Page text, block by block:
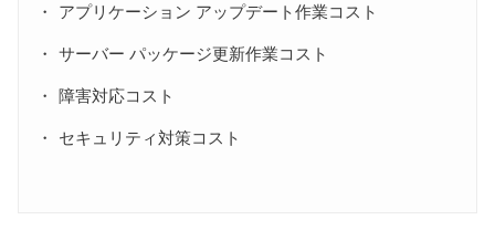
アプリケーション アップデート作業コスト
サーバー パッケージ更新作業コスト
障害対応コスト
セキュリティ対策コスト